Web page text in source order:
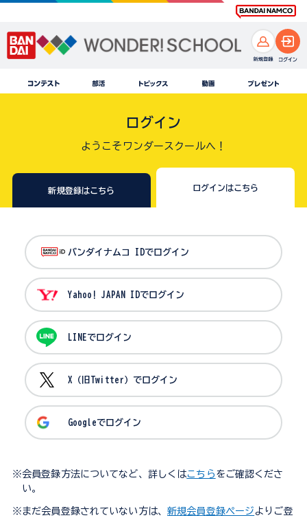
ログイン
ようこそワンダースクールへ！
新規登録はこちら ログインはこちら
バンダイナムコ IDでログイン
Yahoo! JAPAN IDでログイン
LINEでログイン
X（旧Twitter）でログイン
Googleでログイン
※会員登録方法についてなど、詳しくはこちら をご確認くださ
い。
※まだ会員登録されていない方は、 新規会員登録ページ よりご登